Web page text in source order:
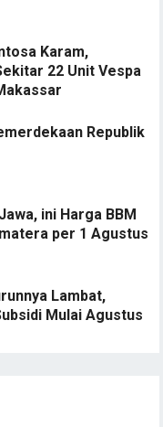
Karam,
22 Unit Vespa
Republik
ini Harga BBM
per 1 Agustus
Lambat,
Mulai Agustus